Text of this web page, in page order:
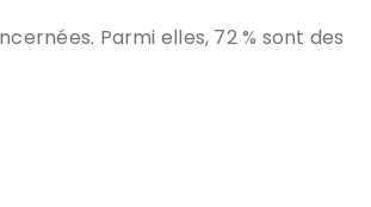
Parmi elles, 72 % sont des